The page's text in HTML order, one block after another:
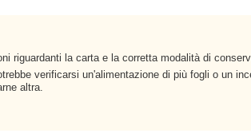
riguardanti la carta e la corretta modalità di
verificarsi un'alimentazione di più fogli o un
altra.